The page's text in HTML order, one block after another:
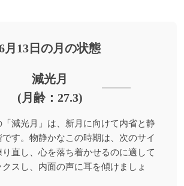
月13日の月の状態
減光月
(月齢：27.3)
減光月」は、新月に向けて内省と静
す。物静かなこの時期は、次のサイ
直し、心を落ち着かせるのに適して
スし、内面の声に耳を傾けましょ